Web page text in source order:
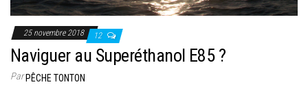
25 novembre 2018 12
Naviguer au Superéthanol E85 ?
ParPÊCHE TONTON